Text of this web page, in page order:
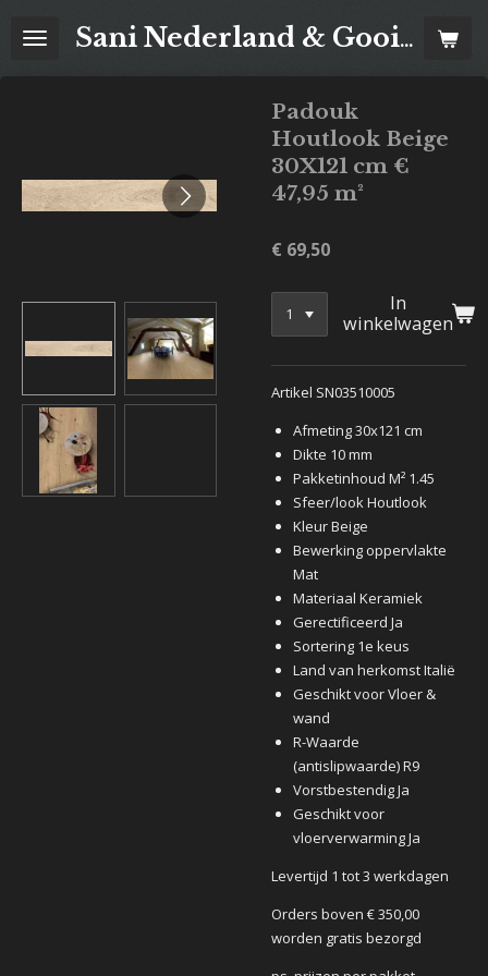
direct
Sani Nederland & Goois Tegelhuis
Padouk
Houtlook Beige
30X121 cm €
47,95 m²
€ 69,50
In
winkelwagen
Artikel SN03510005
Afmeting 30x121 cm
Dikte 10 mm
Pakketinhoud M² 1.45
Sfeer/look Houtlook
Kleur Beige
Bewerking oppervlakte
Mat
Materiaal Keramiek
Gerectificeerd Ja
Sortering 1e keus
Land van herkomst Italië
Geschikt voor Vloer &
wand
R-Waarde
(antislipwaarde) R9
Vorstbestendig Ja
Geschikt voor
vloerverwarming Ja
Levertijd 1 tot 3 werkdagen
Orders boven € 350,00
worden gratis bezorgd